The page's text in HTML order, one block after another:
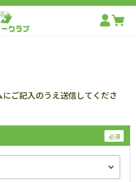
ご記入のうえ送信してくださ